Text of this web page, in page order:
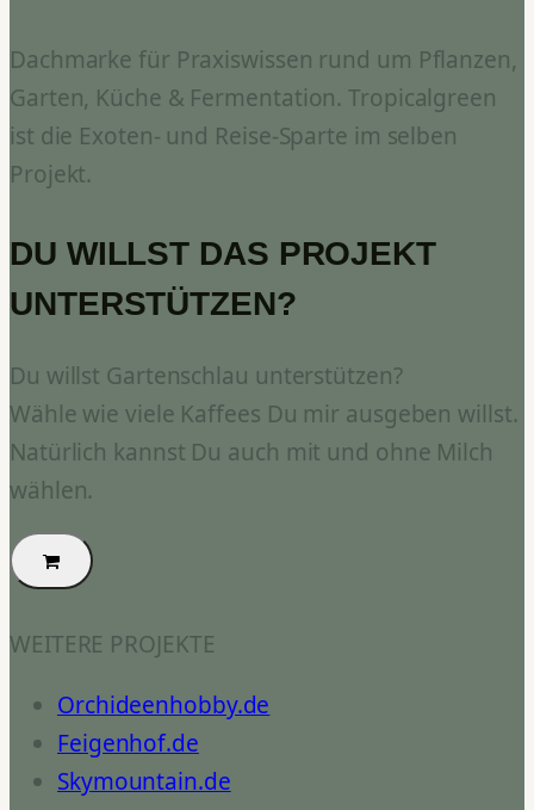
Dachmarke für Praxiswissen rund um Pflanzen,
Garten, Küche & Fermentation. Tropicalgreen
ist die Exoten- und Reise-Sparte im selben
Projekt.
DU WILLST DAS PROJEKT
UNTERSTÜTZEN?
Du willst Gartenschlau unterstützen?
Wähle wie viele Kaffees Du mir ausgeben willst.
Natürlich kannst Du auch mit und ohne Milch
wählen.
WEITERE PROJEKTE
Orchideenhobby.de
Feigenhof.de
Skymountain.de